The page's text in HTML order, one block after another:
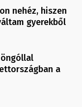
nehéz, hiszen
gyerekből
a